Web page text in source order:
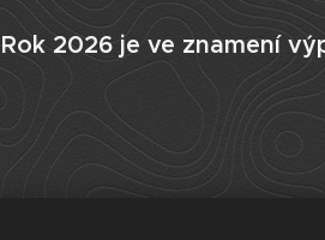
Rok 2026 je ve znamení